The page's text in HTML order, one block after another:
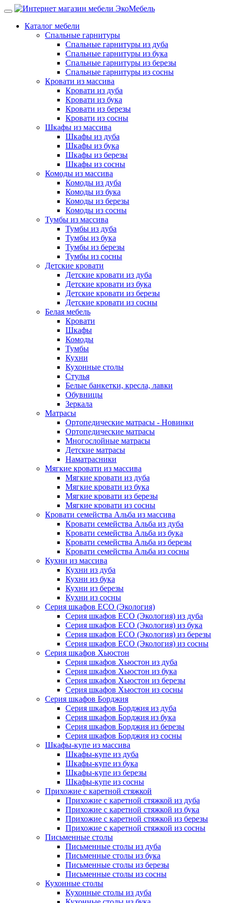
Каталог мебели
Спальные гарнитуры
Спальные гарнитуры из дуба
Спальные гарнитуры из бука
Спальные гарнитуры из березы
Спальные гарнитуры из сосны
Кровати из массива
Кровати из дуба
Кровати из бука
Кровати из березы
Кровати из сосны
Шкафы из массива
Шкафы из дуба
Шкафы из бука
Шкафы из березы
Шкафы из сосны
Комоды из массива
Комоды из дуба
Комоды из бука
Комоды из березы
Комоды из сосны
Тумбы из массива
Тумбы из дуба
Тумбы из бука
Тумбы из березы
Тумбы из сосны
Детские кровати
Детские кровати из дуба
Детские кровати из бука
Детские кровати из березы
Детские кровати из сосны
Белая мебель
Кровати
Шкафы
Комоды
Тумбы
Кухни
Кухонные столы
Стулья
Белые банкетки, кресла, лавки
Обувницы
Зеркала
Матрасы
Ортопедические матрасы - Новинки
Ортопедические матрасы
Многослойные матрасы
Детские матрасы
Наматрасники
Мягкие кровати из массива
Мягкие кровати из дуба
Мягкие кровати из бука
Мягкие кровати из березы
Мягкие кровати из сосны
Кровати семейства Альба из массива
Кровати семейства Альба из дуба
Кровати семейства Альба из бука
Кровати семейства Альба из березы
Кровати семейства Альба из сосны
Кухни из массива
Кухни из дуба
Кухни из бука
Кухни из березы
Кухни из сосны
Серия шкафов ECO (Экология)
Серия шкафов ECO (Экология) из дуба
Серия шкафов ECO (Экология) из бука
Серия шкафов ECO (Экология) из березы
Серия шкафов ECO (Экология) из сосны
Серия шкафов Хьюстон
Серия шкафов Хьюстон из дуба
Серия шкафов Хьюстон из бука
Серия шкафов Хьюстон из березы
Серия шкафов Хьюстон из сосны
Серия шкафов Борджия
Серия шкафов Борджия из дуба
Серия шкафов Борджия из бука
Серия шкафов Борджия из березы
Серия шкафов Борджия из сосны
Шкафы-купе из массива
Шкафы-купе из дуба
Шкафы-купе из бука
Шкафы-купе из березы
Шкафы-купе из сосны
Прихожие с каретной стяжкой
Прихожие с каретной стяжкой из дуба
Прихожие с каретной стяжкой из бука
Прихожие с каретной стяжкой из березы
Прихожие с каретной стяжкой из сосны
Письменные столы
Письменные столы из дуба
Письменные столы из бука
Письменные столы из березы
Письменные столы из сосны
Кухонные столы
Кухонные столы из дуба